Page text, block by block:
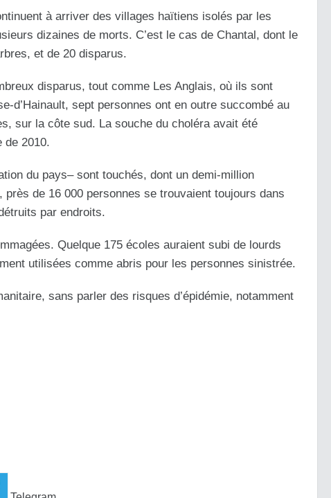
à arriver des villages haïtiens isolés par les
dizaines de morts. C’est le cas de Chantal, dont le
et de 20 disparus.
disparus, tout comme Les Anglais, où ils sont
d’Hainault, sept personnes ont en outre succombé au
sur la côte sud. La souche du choléra avait été
de 2010.
du pays– sont touchés, dont un demi-million
de 16 000 personnes se trouvaient toujours dans
par endroits.
Quelque 175 écoles auraient subi de lourds
utilisées comme abris pour les personnes sinistrée.
sans parler des risques d’épidémie, notamment